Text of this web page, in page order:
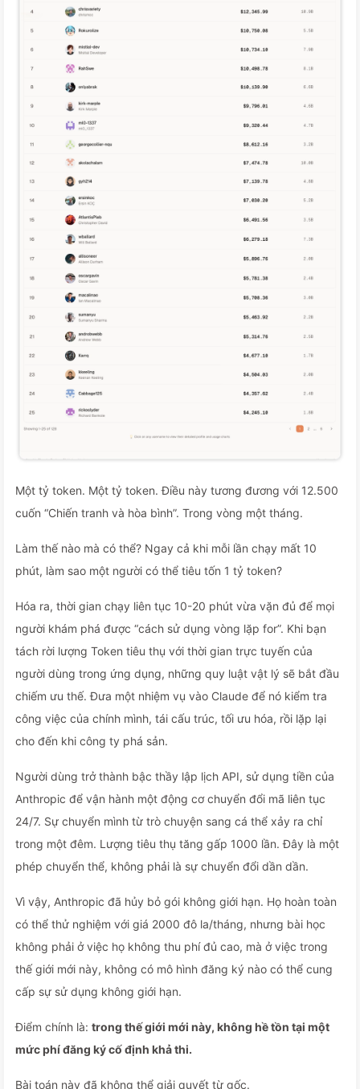
Một tỷ token. Một tỷ token. Điều này tương đương với 12.500
cuốn “Chiến tranh và hòa bình”. Trong vòng một tháng.
Làm thế nào mà có thể? Ngay cả khi mỗi lần chạy mất 10
phút, làm sao một người có thể tiêu tốn 1 tỷ token?
Hóa ra, thời gian chạy liên tục 10-20 phút vừa vặn đủ để mọi
người khám phá được “cách sử dụng vòng lặp for”. Khi bạn
tách rời lượng Token tiêu thụ với thời gian trực tuyến của
người dùng trong ứng dụng, những quy luật vật lý sẽ bắt đầu
chiếm ưu thế. Đưa một nhiệm vụ vào Claude để nó kiểm tra
công việc của chính mình, tái cấu trúc, tối ưu hóa, rồi lặp lại
cho đến khi công ty phá sản.
Người dùng trở thành bậc thầy lập lịch API, sử dụng tiền của
Anthropic để vận hành một động cơ chuyển đổi mã liên tục
24/7. Sự chuyển mình từ trò chuyện sang cá thể xảy ra chỉ
trong một đêm. Lượng tiêu thụ tăng gấp 1000 lần. Đây là một
phép chuyển thể, không phải là sự chuyển đổi dần dần.
Vì vậy, Anthropic đã hủy bỏ gói không giới hạn. Họ hoàn toàn
có thể thử nghiệm với giá 2000 đô la/tháng, nhưng bài học
không phải ở việc họ không thu phí đủ cao, mà ở việc trong
thế giới mới này, không có mô hình đăng ký nào có thể cung
cấp sự sử dụng không giới hạn.
Điểm chính là: trong thế giới mới này, không hề tồn tại một
mức phí đăng ký cố định khả thi.
Bài toán này đã không thể giải quyết từ gốc.